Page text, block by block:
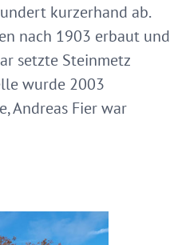
kurzerhand ab.
nach 1903 erbaut und
setzte Steinmetz
wurde 2003
Andreas Fier war